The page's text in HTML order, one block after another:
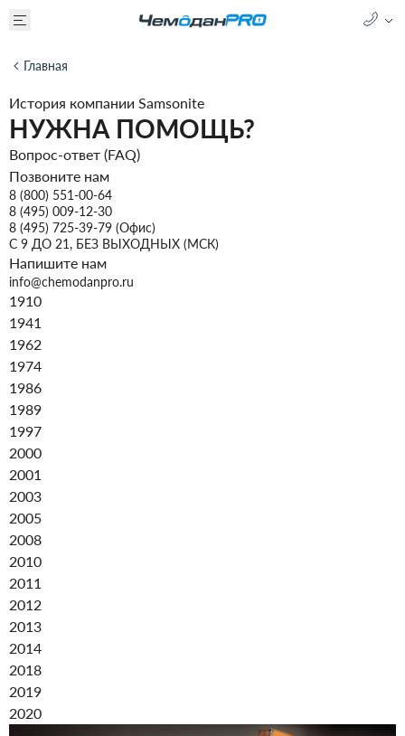
Главная
История компании Samsonite
НУЖНА ПОМОЩЬ?
Вопрос-ответ (FAQ)
Позвоните нам
8 (800) 551-00-64
8 (495) 009-12-30
8 (495) 725-39-79 (Офис)
C 9 ДО 21, БЕЗ ВЫХОДНЫХ (МСК)
Напишите нам
info@chemodanpro.ru
1910
1941
1962
1974
1986
1989
1997
2000
2001
2003
2005
2008
2010
2011
2012
2013
2014
2018
2019
2020